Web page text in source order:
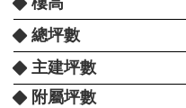
總坪數
主建坪數
附屬坪數